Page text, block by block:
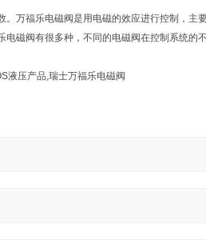
万福乐电磁阀是用电磁的效应进行控制，主
磁阀有很多种，不同的电磁阀在控制系统的
液压产品,瑞士万福乐电磁阀